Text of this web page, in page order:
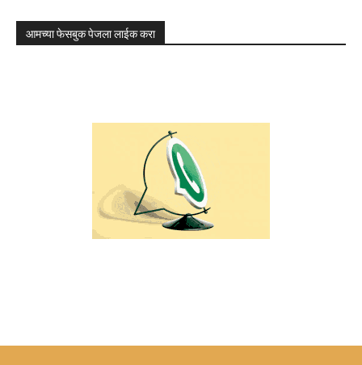
आमच्या फेसबुक पेजला लाईक करा